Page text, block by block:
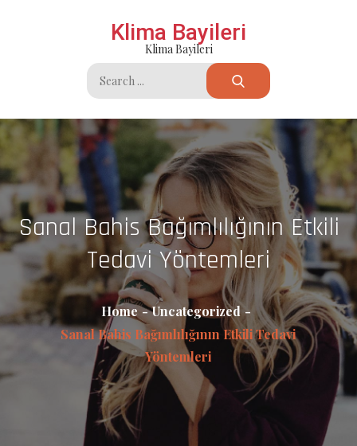
Klima Bayileri
Klima Bayileri
Search
for:
Sanal Bahis Bağımlılığının Etkili
Tedavi Yöntemleri
Home
Uncategorized
Sanal Bahis Bağımlılığının Etkili Tedavi
Yöntemleri